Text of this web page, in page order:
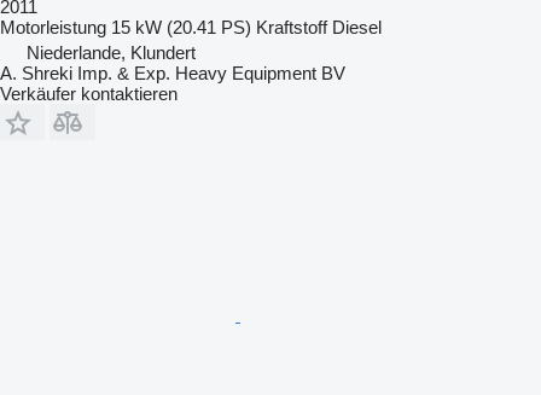
2011
Motorleistung 15 kW (20.41 PS) Kraftstoff Diesel
Niederlande, Klundert
A. Shreki Imp. & Exp. Heavy Equipment BV
Verkäufer kontaktieren